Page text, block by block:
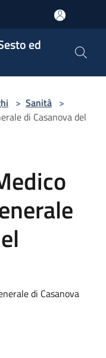
ed
> Sanità >
di Casanova del
di Casanova